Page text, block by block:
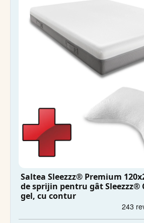
Saltea Sleezzz® Premium
de sprijin pentru gât Sleezzz®
gel, cu contur